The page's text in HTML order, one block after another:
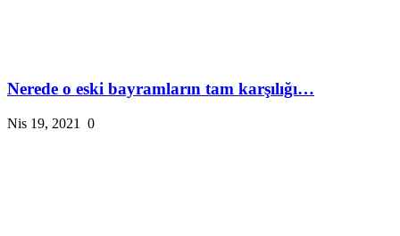
Nerede o eski bayramların tam karşılığı…
Nis 19, 2021 0